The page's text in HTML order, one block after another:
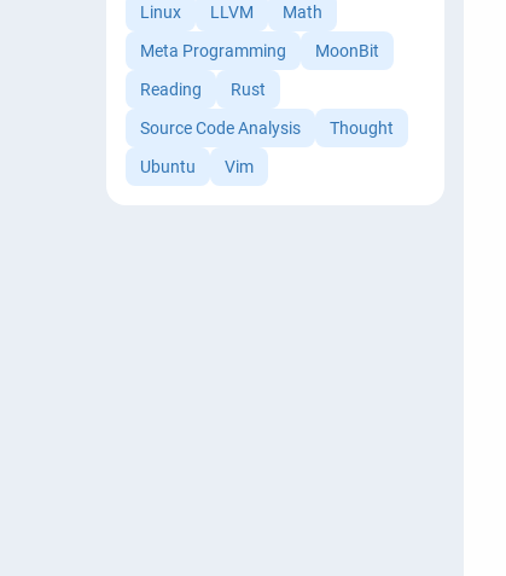
Linux
LLVM
Math
Meta Programming
MoonBit
Reading
Rust
Source Code Analysis
Thought
Ubuntu
Vim